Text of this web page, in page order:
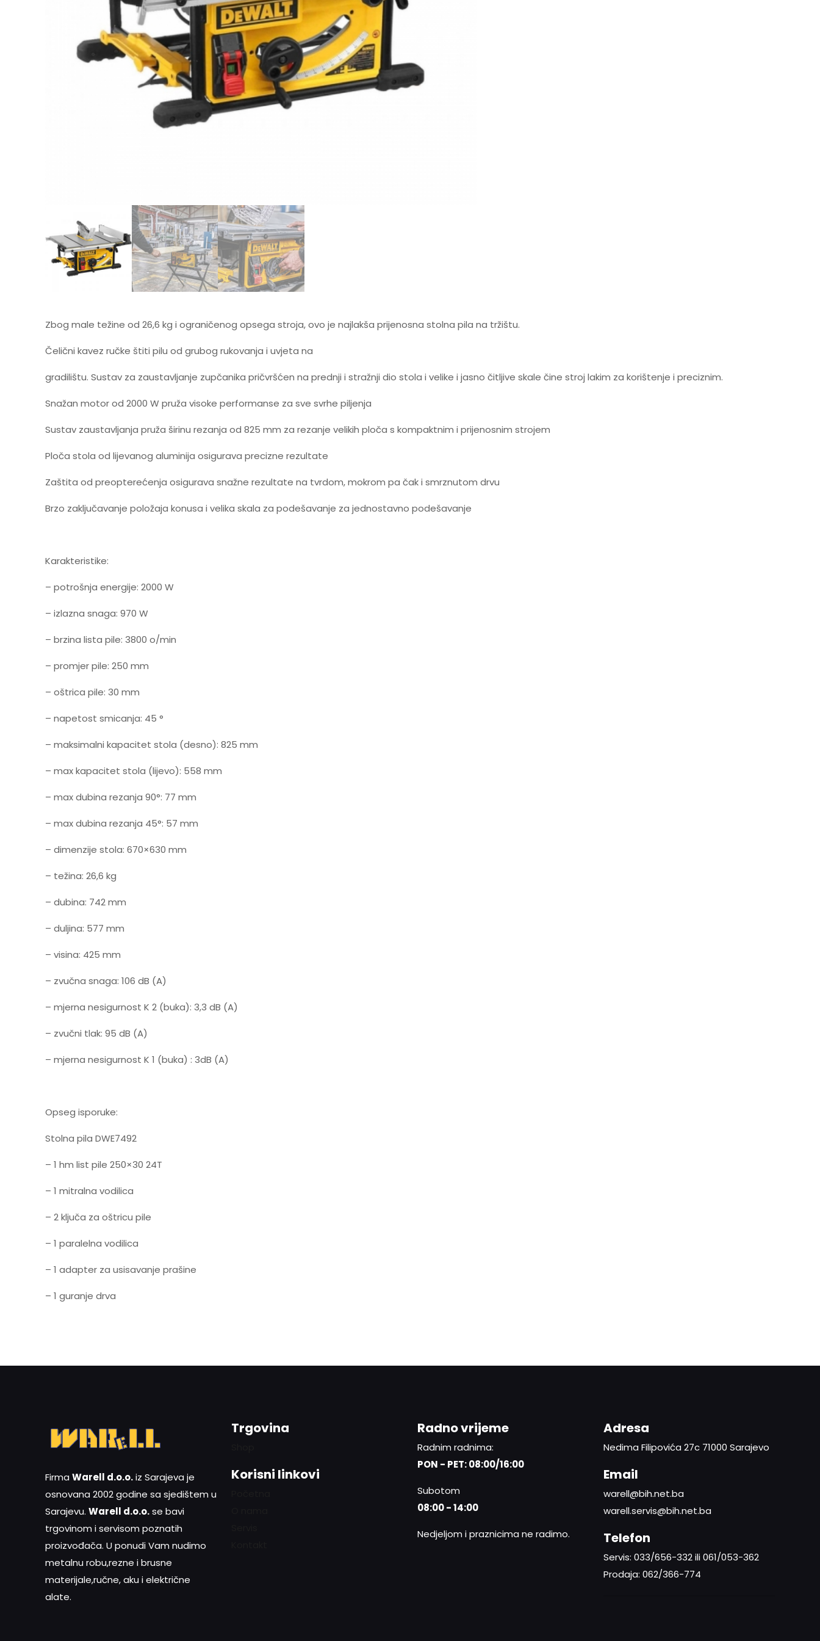
Zbog male težine od 26,6 kg i ograničenog opsega stroja, ovo je najlakša prijenosna stolna pila na tržištu.
Čelični kavez ručke štiti pilu od grubog rukovanja i uvjeta na
gradilištu. Sustav za zaustavljanje zupčanika pričvršćen na prednji i stražnji dio stola i velike i jasno čitljive skale čine stroj lakim za korištenje i preciznim.
Snažan motor od 2000 W pruža visoke performanse za sve svrhe piljenja
Sustav zaustavljanja pruža širinu rezanja od 825 mm za rezanje velikih ploča s kompaktnim i prijenosnim strojem
Ploča stola od lijevanog aluminija osigurava precizne rezultate
Zaštita od preopterećenja osigurava snažne rezultate na tvrdom, mokrom pa čak i smrznutom drvu
Brzo zaključavanje položaja konusa i velika skala za podešavanje za jednostavno podešavanje
Karakteristike:
– potrošnja energije: 2000 W
– izlazna snaga: 970 W
– brzina lista pile: 3800 o/min
– promjer pile: 250 mm
– oštrica pile: 30 mm
– napetost smicanja: 45 °
– maksimalni kapacitet stola (desno): 825 mm
– max kapacitet stola (lijevo): 558 mm
– max dubina rezanja 90°: 77 mm
– max dubina rezanja 45°: 57 mm
– dimenzije stola: 670×630 mm
– težina: 26,6 kg
– dubina: 742 mm
– duljina: 577 mm
– visina: 425 mm
– zvučna snaga: 106 dB (A)
– mjerna nesigurnost K 2 (buka): 3,3 dB (A)
– zvučni tlak: 95 dB (A)
– mjerna nesigurnost K 1 (buka) : 3dB (A)
Opseg isporuke:
Stolna pila DWE7492
– 1 hm list pile 250×30 24T
– 1 mitralna vodilica
– 2 ključa za oštricu pile
– 1 paralelna vodilica
– 1 adapter za usisavanje prašine
– 1 guranje drva
Firma Warell d.o.o.iz Sarajeva je
osnovana 2002 godine sa sjedištem u
Sarajevu. Warell d.o.o.se bavi
trgovinom i servisom poznatih
proizvođača. U ponudi Vam nudimo
metalnu robu,rezne i brusne
materijale,ručne, aku i električne
alate.
Trgovina
Korisni linkovi
Radno vrijeme
Radnim radnima:
PON - PET: 08:00/16:00
Subotom
08:00 - 14:00
Nedjeljom i praznicima ne radimo.
Adresa
Nedima Filipovića 27c 71000 Sarajevo
Email
warell@bih.net.ba
warell.servis@bih.net.ba
Telefon
Servis: 033/656-332 ili 061/053-362
Prodaja: 062/366-774